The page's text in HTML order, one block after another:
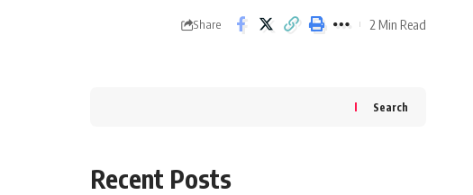
Share 2 Min Read
Search
Recent Posts